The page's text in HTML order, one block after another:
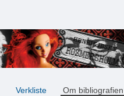
Verkliste Om bibliografien